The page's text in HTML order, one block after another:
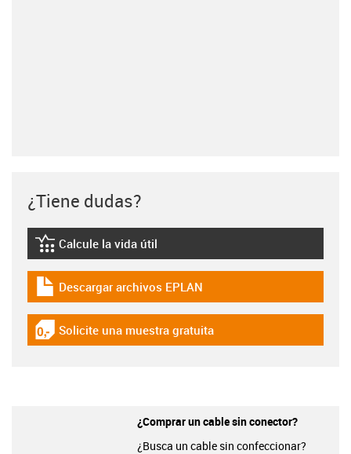
¿Tiene dudas?
igus-icon-lebensdauerrechner
Calcule la vida útil
igus-icon-download-plan
Descargar archivos EPLAN
igus-icon-gratismuster
Solicite una muestra gratuita
¿Comprar un cable sin conector?
¿Busca un cable sin confeccionar?